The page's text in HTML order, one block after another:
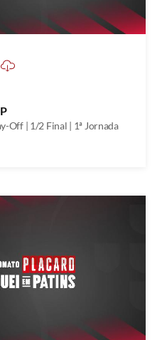
Off | 1/2 Final | 1ª Jornada